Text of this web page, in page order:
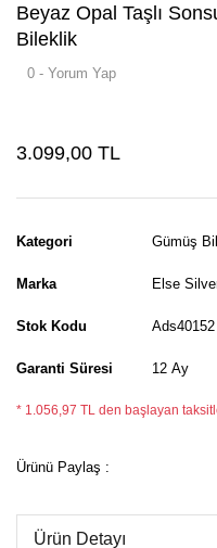
Beyaz Opal Taşlı
Bileklik
0 - Yorum Yap
3.099,00 TL
Kategori Gümüş
Marka Else
Stok Kodu Ads40152
Garanti Süresi 12 Ay
* 1.056,97 TL den başlayan
Ürünü Paylaş :
Ürün Detayı